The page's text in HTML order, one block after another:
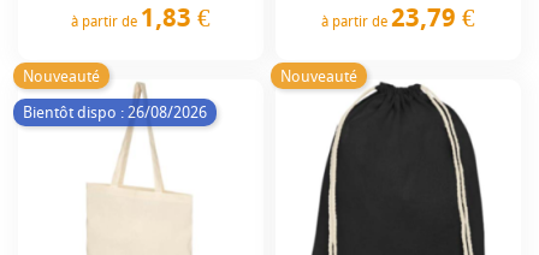
à partir de 1,83 € à partir de 23,79 €
Nouveauté
Bientôt dispo : 26/08/2026
Nouveauté